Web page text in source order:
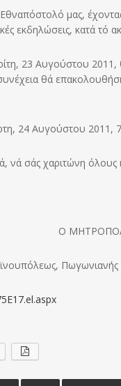
μας,
εκδηλώσεις, κατά
23 Αυγούστου
θά
24 Αυγούστου 2011,
νά σάς χαριτώνη όλους
Ο
Πωγωνιανής